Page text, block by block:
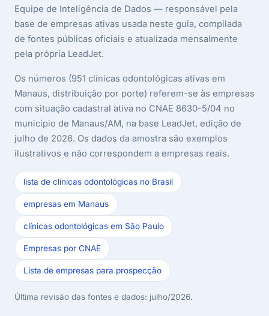
Equipe de Inteligência de Dados — responsável pela
base de empresas ativas usada neste guia, compilada
de fontes públicas oficiais e atualizada mensalmente
pela própria LeadJet.
Os números (951 clínicas odontológicas ativas em
Manaus, distribuição por porte) referem-se às empresas
com situação cadastral ativa no CNAE 8630-5/04 no
município de Manaus/AM, na base LeadJet, edição de
julho de 2026. Os dados da amostra são exemplos
ilustrativos e não correspondem a empresas reais.
lista de clínicas odontológicas no Brasil
empresas em Manaus
clínicas odontológicas em São Paulo
Empresas por CNAE
Lista de empresas para prospecção
Última revisão das fontes e dados: julho/2026.